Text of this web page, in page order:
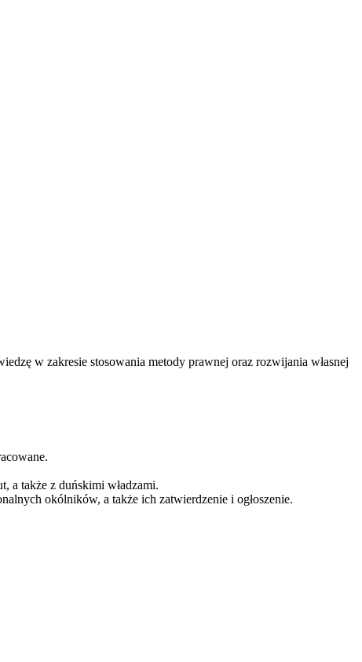
w zakresie stosowania metody prawnej oraz rozwijania własnej
a także z duńskimi władzami.
okólników, a także ich zatwierdzenie i ogłoszenie.